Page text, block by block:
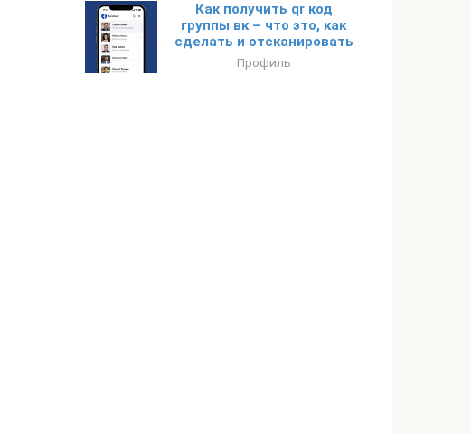
Как получить qr код
группы вк – что это, как
сделать и отсканировать
Профиль